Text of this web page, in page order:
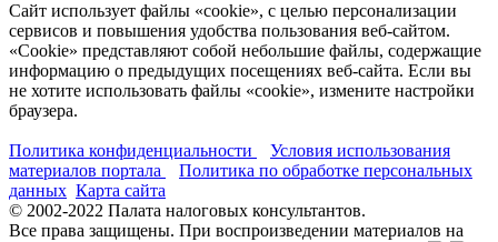
Сайт использует файлы «cookie», с целью персонализации
сервисов и повышения удобства пользования веб-сайтом.
«Cookie» представляют собой небольшие файлы, содержащие
информацию о предыдущих посещениях веб-сайта. Если вы
не хотите использовать файлы «cookie», измените настройки
браузера.
Политика конфиденциальности
Условия использования
материалов портала
Политика по обработке персональных
данных Карта сайта
© 2002-2022 Палата налоговых консультантов.
Все права защищены. При воспроизведении материалов на